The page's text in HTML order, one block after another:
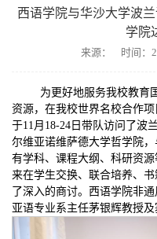
西语学院与华沙大学波
学院
来源： 时间：
为更好地服务我校教育
资源，在我校世界名校合作
于11月18-24日带队访问了波
尔维亚诺维萨德大学哲学院
有学科、课程大纲、科研资
来在学生交换、联合培养、
了深入的商讨。西语学院非
亚语专业系主任茅银辉教授